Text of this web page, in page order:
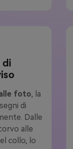
di
foto , la
di
Dalle
alle
collo, lo